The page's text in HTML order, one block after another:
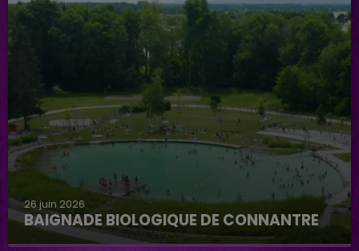
26 juin 2026
BAIGNADE BIOLOGIQUE DE CONNANTRE
Baignade biologique de Connantre